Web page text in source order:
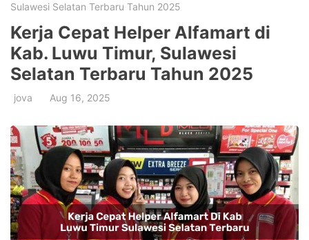
Sulawesi Selatan Terbaru Tahun 2025
Kerja Cepat Helper Alfamart di
Kab. Luwu Timur, Sulawesi
Selatan Terbaru Tahun 2025
jova Aug 16, 2025